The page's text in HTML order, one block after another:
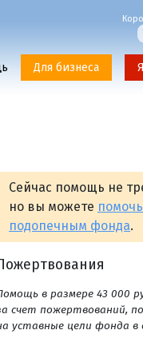
Для бизнеса
Сейчас помощь не
но вы можете
подопечным фонда.
в размере 43 000
счет пожертвований,
уставные цели фонда в